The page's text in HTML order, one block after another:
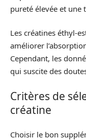
pureté élevée et une
Les créatines éthyl-
améliorer
Cependant, les
qui suscite des
Critères de
créatine
Choisir le bon